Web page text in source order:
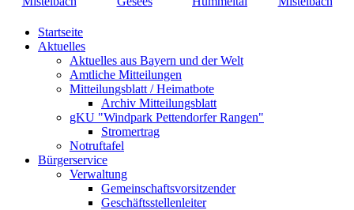
Startseite
Aktuelles
Aktuelles aus Bayern und der Welt
Amtliche Mitteilungen
Mitteilungsblatt / Heimatbote
Archiv Mitteilungsblatt
gKU "Windpark Pettendorfer Rangen"
Stromertrag
Notruftafel
Bürgerservice
Verwaltung
Gemeinschaftsvorsitzender
Geschäftsstellenleiter